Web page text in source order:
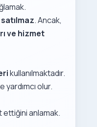
. Ancak,
ve hizmet
kullanılmaktadır.
olur.
anlamak.